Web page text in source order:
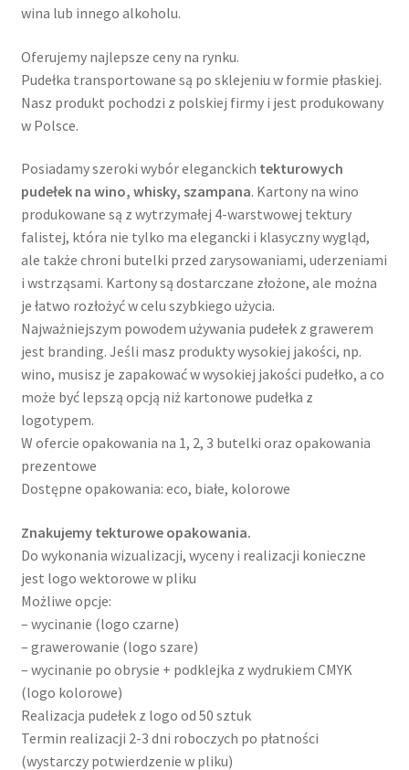
wina lub innego alkoholu.
Oferujemy najlepsze ceny na rynku.
Pudełka transportowane są po sklejeniu w formie płaskiej.
Nasz produkt pochodzi z polskiej firmy i jest produkowany
w Polsce.
Posiadamy szeroki wybór eleganckich tekturowych
pudełek na wino, whisky, szampana. Kartony na wino
produkowane są z wytrzymałej 4-warstwowej tektury
falistej, która nie tylko ma elegancki i klasyczny wygląd,
ale także chroni butelki przed zarysowaniami, uderzeniami
i wstrząsami. Kartony są dostarczane złożone, ale można
je łatwo rozłożyć w celu szybkiego użycia.
Najważniejszym powodem używania pudełek z grawerem
jest branding. Jeśli masz produkty wysokiej jakości, np.
wino, musisz je zapakować w wysokiej jakości pudełko, a co
może być lepszą opcją niż kartonowe pudełka z
logotypem.
W ofercie opakowania na 1, 2, 3 butelki oraz opakowania
prezentowe
Dostępne opakowania: eco, białe, kolorowe
Znakujemy tekturowe opakowania.
Do wykonania wizualizacji, wyceny i realizacji konieczne
jest logo wektorowe w pliku
Możliwe opcje:
– wycinanie (logo czarne)
– grawerowanie (logo szare)
– wycinanie po obrysie + podklejka z wydrukiem CMYK
(logo kolorowe)
Realizacja pudełek z logo od 50 sztuk
Termin realizacji 2-3 dni roboczych po płatności
(wystarczy potwierdzenie w pliku)